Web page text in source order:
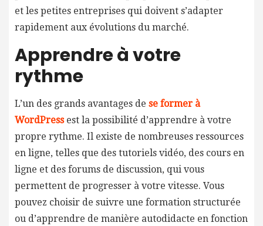
et les petites entreprises qui doivent s’adapter
rapidement aux évolutions du marché.
Apprendre à votre
rythme
L’un des grands avantages de se former à
WordPressest la possibilité d’apprendre à votre
propre rythme. Il existe de nombreuses ressources
en ligne, telles que des tutoriels vidéo, des cours en
ligne et des forums de discussion, qui vous
permettent de progresser à votre vitesse. Vous
pouvez choisir de suivre une formation structurée
ou d’apprendre de manière autodidacte en fonction